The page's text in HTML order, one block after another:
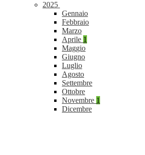
2025
Gennaio
Febbraio
Marzo
Aprile 1
Maggio
Giugno
Luglio
Agosto
Settembre
Ottobre
Novembre 1
Dicembre